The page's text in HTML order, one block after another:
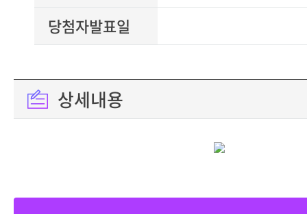
당첨자발표일
상세내용